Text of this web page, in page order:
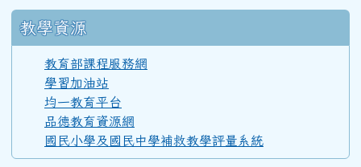
教學資源
教育部課程服務網
學習加油站
均一教育平台
品德教育資源網
國民小學及國民中學補救教學評量系統